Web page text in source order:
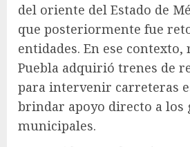
del oriente del Estado de
que posteriormente fue
entidades. En ese contexto,
Puebla adquirió trenes de
para intervenir carreteras
brindar apoyo directo a los
municipales.